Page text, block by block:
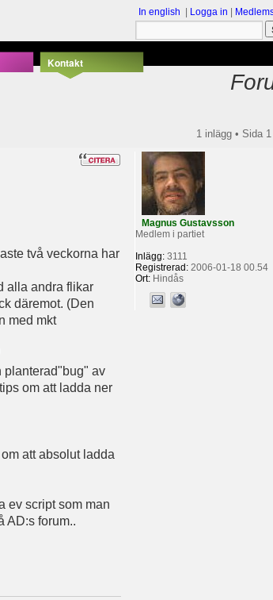
Logga in
In english
Kontakt
1 inlägg • Sida 1
två veckorna har
alla andra flikar
däremot. (Den
med mkt
planterad"bug" av
om att ladda ner
att absolut ladda
ev script som man
AD:s forum..
Magnus Gustavsson
Medlem i partiet
Inlägg:3111
Registrerad:2006-01-18 00.54
Ort:Hindås